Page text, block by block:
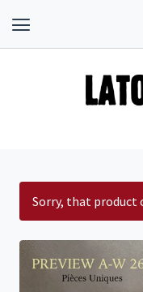
Sorry, that product